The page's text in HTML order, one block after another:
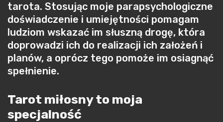
tarota. Stosując moje parapsychologiczne
doświadczenie i umiejętności pomagam
ludziom wskazać im słuszną drogę, która
doprowadzi ich do realizacji ich założeń i
planów, a oprócz tego pomoże im osiagnąć
spełnienie.
Tarot miłosny to moja
specjalność